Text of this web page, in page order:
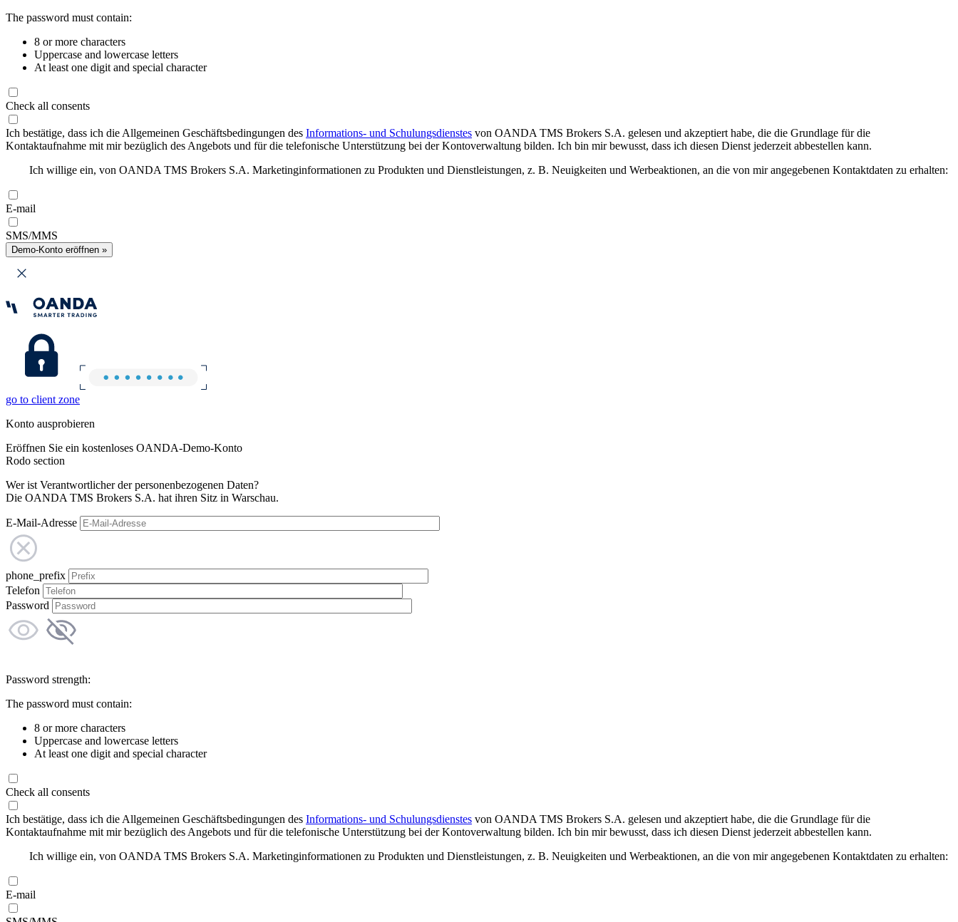
The password must contain:
8 or more characters
Uppercase and lowercase letters
At least one digit and special character
Check all consents
Ich bestätige, dass ich die Allgemeinen Geschäftsbedingungen des Informations- und Schulungsdienstes von OANDA TMS Brokers S.A. gelesen und akzeptiert habe, die die Grundlage für die
Kontaktaufnahme mit mir bezüglich des Angebots und für die telefonische Unterstützung bei der Kontoverwaltung bilden. Ich bin mir bewusst, dass ich diesen Dienst jederzeit abbestellen kann.
Ich willige ein, von OANDA TMS Brokers S.A. Marketinginformationen zu Produkten und Dienstleistungen, z. B. Neuigkeiten und Werbeaktionen, an die von mir angegebenen Kontaktdaten zu erhalten:
E-mail
SMS/MMS
Demo-Konto eröffnen »
go to client zone
Konto ausprobieren
Eröffnen Sie ein kostenloses OANDA-Demo-Konto
Rodo section
Wer ist Verantwortlicher der personenbezogenen Daten?
Die OANDA TMS Brokers S.A. hat ihren Sitz in Warschau.
E-Mail-Adresse
phone_prefix
Telefon
Password
Password strength:
The password must contain:
8 or more characters
Uppercase and lowercase letters
At least one digit and special character
Check all consents
Ich bestätige, dass ich die Allgemeinen Geschäftsbedingungen des Informations- und Schulungsdienstes von OANDA TMS Brokers S.A. gelesen und akzeptiert habe, die die Grundlage für die
Kontaktaufnahme mit mir bezüglich des Angebots und für die telefonische Unterstützung bei der Kontoverwaltung bilden. Ich bin mir bewusst, dass ich diesen Dienst jederzeit abbestellen kann.
Ich willige ein, von OANDA TMS Brokers S.A. Marketinginformationen zu Produkten und Dienstleistungen, z. B. Neuigkeiten und Werbeaktionen, an die von mir angegebenen Kontaktdaten zu erhalten:
E-mail